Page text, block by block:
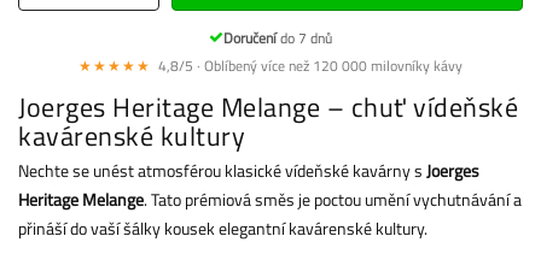
Doručenído 7 dnů
★★★★★ 4,8/5 · Oblíbený více než 120 000 milovníky kávy
Joerges Heritage Melange – chuť vídeňské
kavárenské kultury
Nechte se unést atmosférou klasické vídeňské kavárny sJoerges
Heritage Melange. Tato prémiová směs je poctou umění vychutnávání a
přináší do vaší šálky kousek elegantní kavárenské kultury.